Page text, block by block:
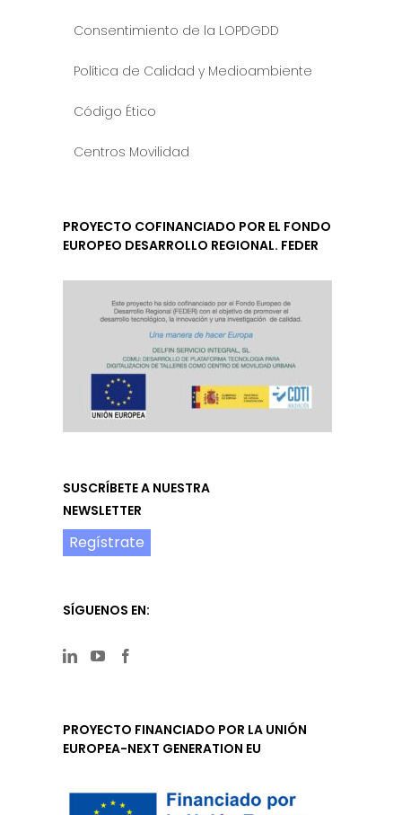
Consentimiento de la LOPDGDD
Política de Calidad y Medioambiente
Código Ético
Centros Movilidad
PROYECTO COFINANCIADO POR EL FONDO
EUROPEO DESARROLLO REGIONAL. FEDER
SUSCRÍBETE A NUESTRA
NEWSLETTER
Regístrate
SÍGUENOS EN:
PROYECTO FINANCIADO POR LA UNIÓN
EUROPEA-NEXT GENERATION EU